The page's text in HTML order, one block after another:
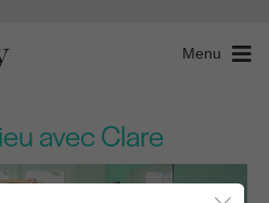
Menu
avec Clare